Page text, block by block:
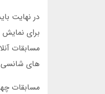
در نهایت
برای
مسابقات
های شانسی
مسابقات